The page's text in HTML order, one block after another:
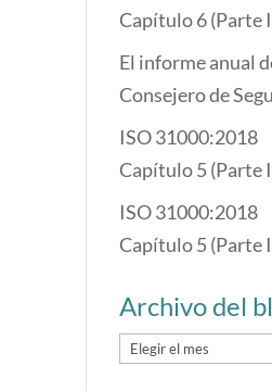
Capítulo 6 (Parte
El informe anual
Consejero de
ISO 31000:2018
Capítulo 5 (Parte
ISO 31000:2018
Capítulo 5 (Parte
Archivo del
Archivo